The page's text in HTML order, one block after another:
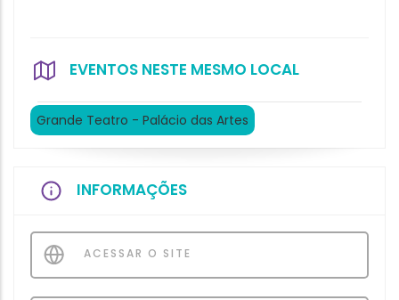
EVENTOS NESTE MESMO LOCAL
Grande Teatro - Palácio das Artes
INFORMAÇÕES
ACESSAR O SITE